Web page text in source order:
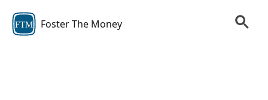
FTM Foster The Money